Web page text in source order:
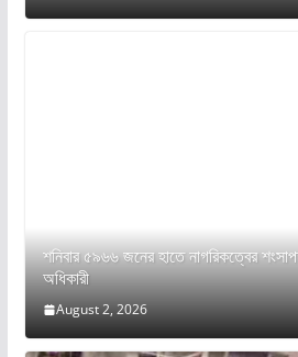
শনিবার ৫৯৬৬ জনের হাতে নাগরিকত্বের
অধিকারী
August 2, 2026